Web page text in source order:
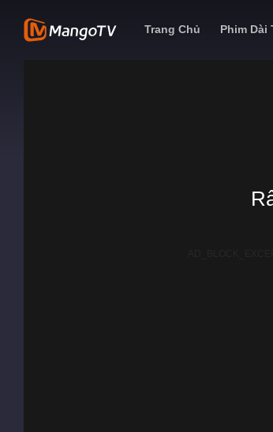
Trang Chủ Phim Dài